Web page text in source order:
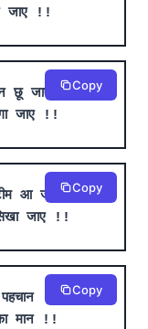
जाए !!
छू जाए
जाए !!
Copy
आ जाए
जाए !!
Copy
मान !!
Copy